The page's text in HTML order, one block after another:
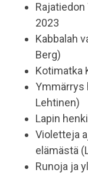
2023
Kabbalah
Berg)
Kotimatka
Ymmärrys
Lehtinen)
Lapin
Violetteja
elämästä
Runoja ja